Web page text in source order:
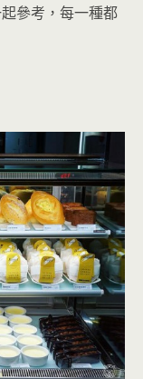
參考 ，每一種都